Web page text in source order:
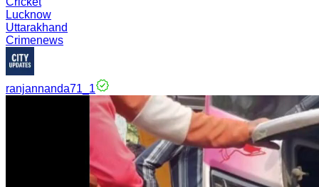
Lucknow
Uttarakhand
Crimenews
ranjannanda71_1